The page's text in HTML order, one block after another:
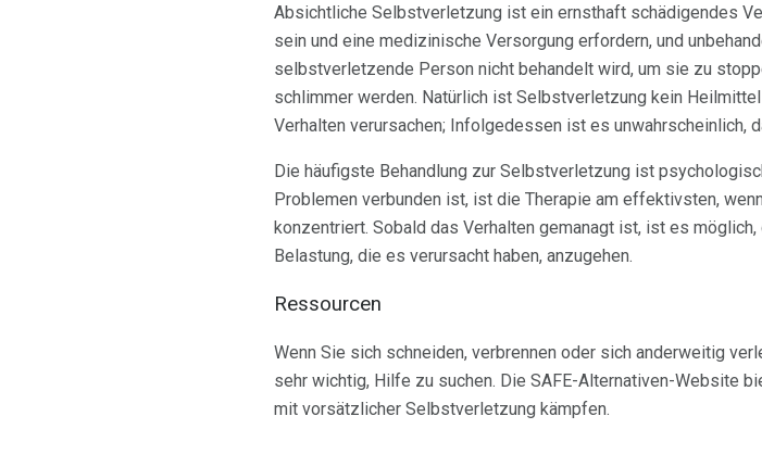
Absichtliche Selbstverletzung ist ein ernsthaft schädigendes
sein und eine medizinische Versorgung erfordern, und
selbstverletzende Person nicht behandelt wird, um sie zu
schlimmer werden. Natürlich ist Selbstverletzung kein
Verhalten verursachen; Infolgedessen ist es
Die häufigste Behandlung zur Selbstverletzung ist
Problemen verbunden ist, ist die Therapie am effektivsten,
konzentriert. Sobald das Verhalten gemanagt ist, ist es
Belastung, die es verursacht haben, anzugehen.
Ressourcen
Wenn Sie sich schneiden, verbrennen oder sich anderweitig
sehr wichtig, Hilfe zu suchen. Die SAFE-Alternativen-Website
mit vorsätzlicher Selbstverletzung kämpfen.